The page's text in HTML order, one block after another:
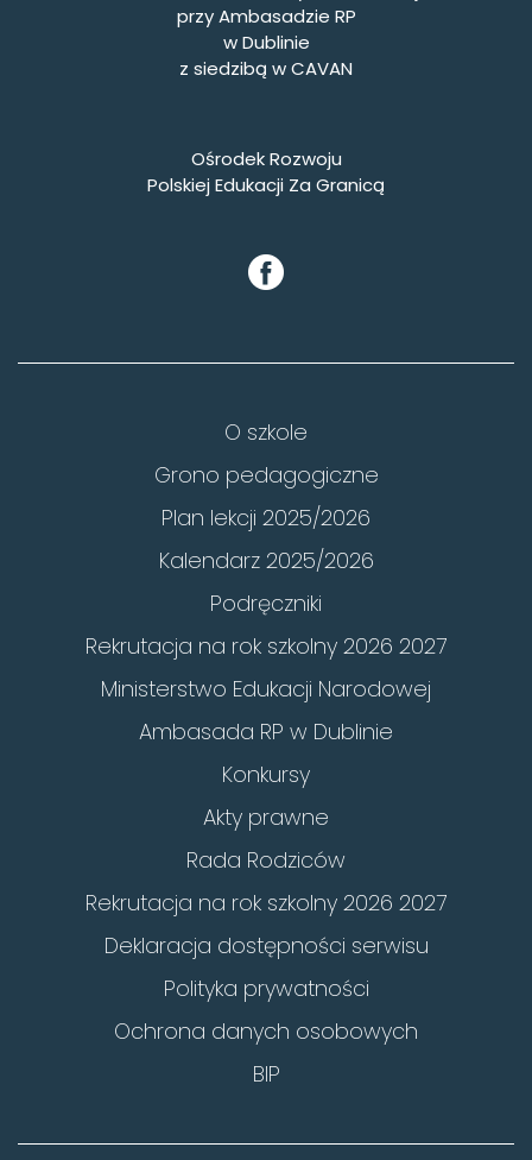
przy Ambasadzie RP
w Dublinie
z siedzibą w CAVAN
Ośrodek Rozwoju
Polskiej Edukacji Za Granicą
O szkole
Grono pedagogiczne
Plan lekcji 2025/2026
Kalendarz 2025/2026
Podręczniki
Rekrutacja na rok szkolny 2026 2027
Ministerstwo Edukacji Narodowej
Ambasada RP w Dublinie
Konkursy
Akty prawne
Rada Rodziców
Rekrutacja na rok szkolny 2026 2027
Deklaracja dostępności serwisu
Polityka prywatności
Ochrona danych osobowych
BIP